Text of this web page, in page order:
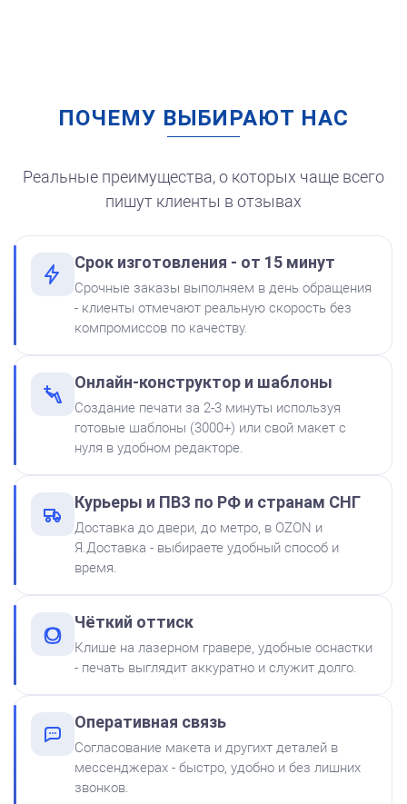
от 550
Печать ООО № Р87
Заказать
от 600
Заказать
Штемпельная подушка
для автоматической
250
Краска на водной основе
Shiny S-62 КРАСНАЯ 28ml
300
Shiny SP-2F 88х57мм
500
Краска на водной основе
300
ПОЧЕМУ ВЫБИРАЮТ НАС
Реальные преимущества, о которых чаще всего
пишут клиенты в отзывах
Срок изготовления - от 15 минут
Срочные заказы выполняем в день обращения
- клиенты отмечают реальную скорость без
компромиссов по качеству.
Онлайн-конструктор и шаблоны
Создание печати за 2-3 минуты используя
готовые шаблоны (3000+) или свой макет с
нуля в удобном редакторе.
Курьеры и ПВЗ по РФ и странам СНГ
Доставка до двери, до метро, в OZON и
Я.Доставка - выбираете удобный способ и
время.
Чёткий оттиск
Клише на лазерном гравере, удобные оснастки
- печать выглядит аккуратно и служит долго.
Оперативная связь
Согласование макета и другихт деталей в
мессенджерах - быстро, удобно и без лишних
звонков.